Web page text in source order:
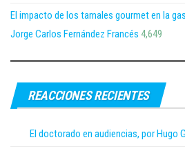
El impacto de los tamales gourmet en la
Jorge Carlos Fernández Francés 4,649
REACCIONES RECIENTES
El doctorado en audiencias, por Hugo